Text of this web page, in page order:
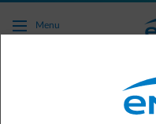
Accéder au contenu
Menu
La connexion de
l'application